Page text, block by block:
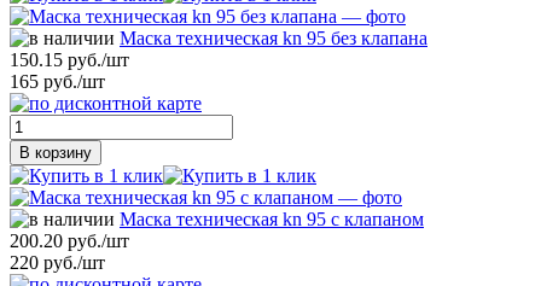
Маска техническая kn 95 без клапана
150.15 руб./шт
165 руб./шт
В корзину
Маска техническая kn 95 с клапаном
200.20 руб./шт
220 руб./шт